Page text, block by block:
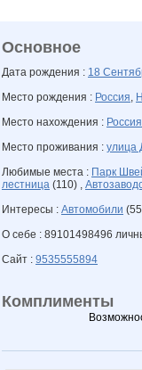
Основное
Дата рождения : 18
Место рождения : Россия,
Место нахождения : Россия
Место проживания : улица
Любимые места : Парк
лестница (110) ,
Интересы : Автомобили
О себе : 89101498496
Сайт : 9535555894
Комплименты